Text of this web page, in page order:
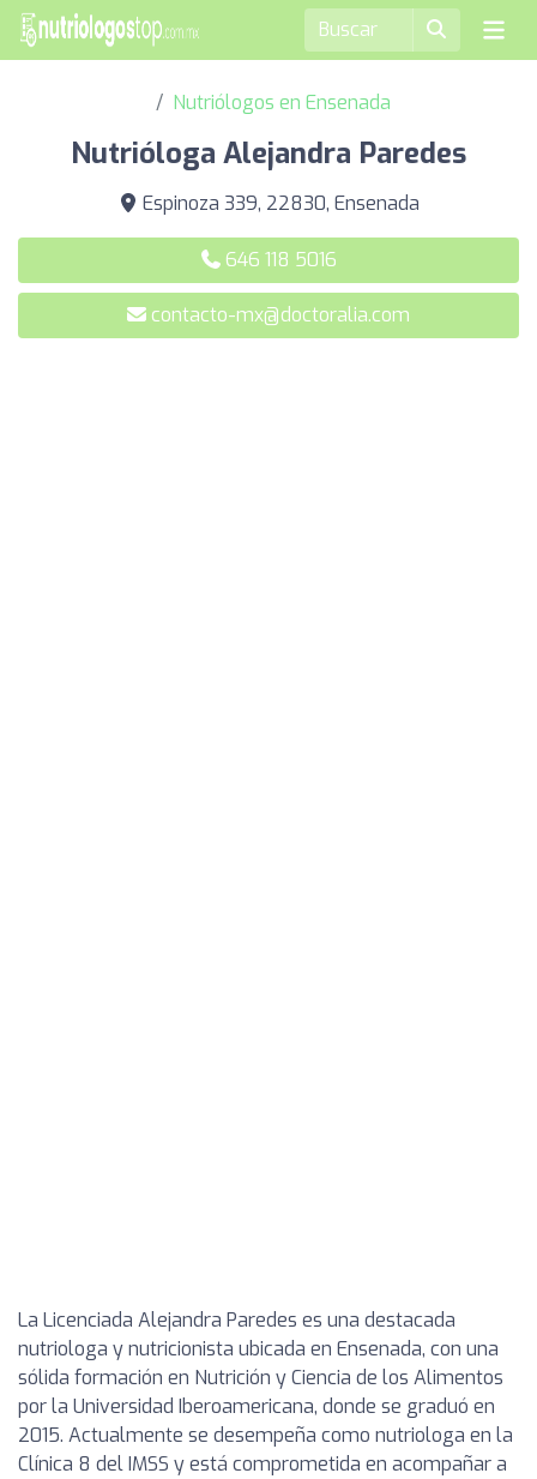
Nutriólogos en Ensenada
Nutrióloga Alejandra Paredes
Espinoza 339, 22830, Ensenada
646 118 5016
contacto-mx@doctoralia.com
La Licenciada Alejandra Paredes es una destacada
nutriologa y nutricionista ubicada en Ensenada, con una
sólida formación en Nutrición y Ciencia de los Alimentos
por la Universidad Iberoamericana, donde se graduó en
2015. Actualmente se desempeña como nutriologa en la
Clínica 8 del IMSS y está comprometida en acompañar a